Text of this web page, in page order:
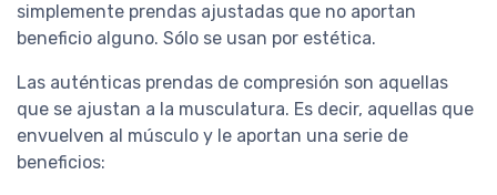
simplemente prendas ajustadas que no aportan
beneficio alguno. Sólo se usan por estética.
Las auténticas prendas de compresión son aquellas
que se ajustan a la musculatura. Es decir, aquellas que
envuelven al músculo y le aportan una serie de
beneficios: